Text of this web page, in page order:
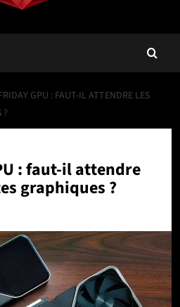
GPU : FAUT-IL ATTENDRE LES
?
: faut-il attendre
graphiques ?